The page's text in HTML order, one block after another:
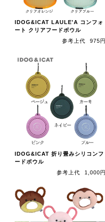
IDOG&ICAT LAULE'A コンフォ
ート クリアフードボウル
参考上代
975円
IDOG&ICAT 折り畳みシリコンフ
ードボウル
参考上代
1,000円